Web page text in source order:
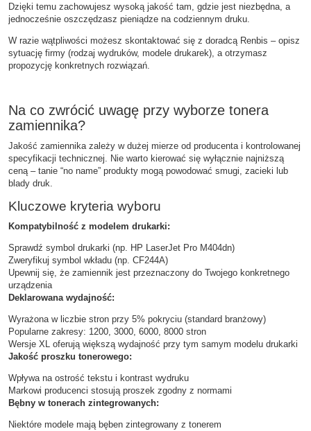
Dzięki temu zachowujesz wysoką jakość tam, gdzie jest niezbędna, a
jednocześnie oszczędzasz pieniądze na codziennym druku.
W razie wątpliwości możesz skontaktować się z doradcą Renbis – opisz
sytuację firmy (rodzaj wydruków, modele drukarek), a otrzymasz
propozycję konkretnych rozwiązań.
Na co zwrócić uwagę przy wyborze tonera
zamiennika?
Jakość zamiennika zależy w dużej mierze od producenta i kontrolowanej
specyfikacji technicznej. Nie warto kierować się wyłącznie najniższą
ceną – tanie “no name” produkty mogą powodować smugi, zacieki lub
blady druk.
Kluczowe kryteria wyboru
Kompatybilność z modelem drukarki:
Sprawdź symbol drukarki (np. HP LaserJet Pro M404dn)
Zweryfikuj symbol wkładu (np. CF244A)
Upewnij się, że zamiennik jest przeznaczony do Twojego konkretnego
urządzenia
Deklarowana wydajność:
Wyrażona w liczbie stron przy 5% pokryciu (standard branżowy)
Popularne zakresy: 1200, 3000, 6000, 8000 stron
Wersje XL oferują większą wydajność przy tym samym modelu drukarki
Jakość proszku tonerowego:
Wpływa na ostrość tekstu i kontrast wydruku
Markowi producenci stosują proszek zgodny z normami
Bębny w tonerach zintegrowanych:
Niektóre modele mają bęben zintegrowany z tonerem